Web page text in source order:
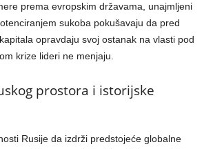
prema evropskim državama, unajmljeni
sukoba pokušavaju da pred
opravdaju svoj ostanak na vlasti pod
krize lideri ne menjaju.
prostora i istorijske
Rusije da izdrži predstojeće globalne